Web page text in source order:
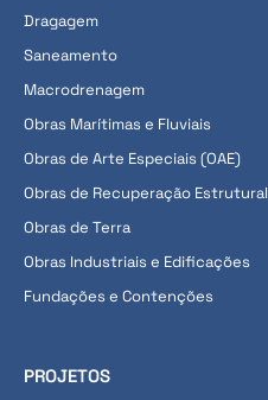
Dragagem
Saneamento
Macrodrenagem
Obras Marítimas e Fluviais
Obras de Arte Especiais (OAE)
Obras de Recuperação Estrutural
Obras de Terra
Obras Industriais e Edificações
Fundações e Contenções
PROJETOS